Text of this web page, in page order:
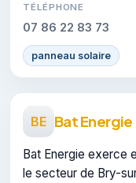
TÉLÉPHONE
07 86 22 83 73
panneau solaire
BE Bat Energie
Bat Energie exerce
le secteur de Bry-